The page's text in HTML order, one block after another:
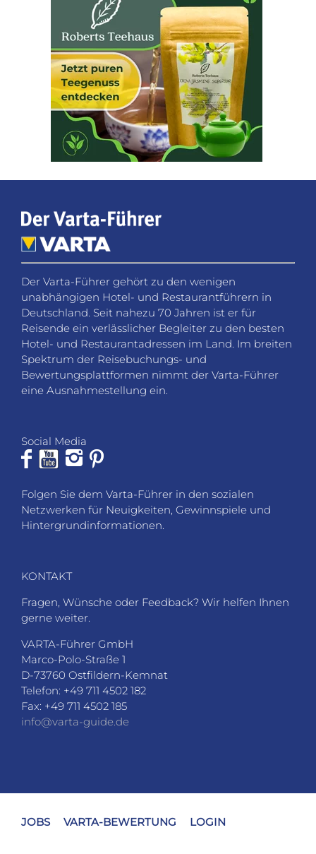
Der Varta-Führer gehört zu den wenigen
unabhängigen Hotel- und Restaurantführern in
Deutschland. Seit nahezu 70 Jahren ist er für
Reisende ein verlässlicher Begleiter zu den besten
Hotel- und Restaurantadressen im Land. Im breiten
Spektrum der Reisebuchungs- und
Bewertungsplattformen nimmt der Varta-Führer
eine Ausnahmestellung ein.
Social Media
Folgen Sie dem Varta-Führer in den sozialen
Netzwerken für Neuigkeiten, Gewinnspiele und
Hintergrundinformationen.
KONTAKT
Fragen, Wünsche oder Feedback? Wir helfen Ihnen
gerne weiter.
VARTA-Führer GmbH
Marco-Polo-Straße 1
D-73760 Ostfildern-Kemnat
Telefon: +49 711 4502 182
Fax: +49 711 4502 185
info@varta-guide.de
JOBS VARTA-BEWERTUNG LOGIN